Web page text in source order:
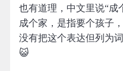
也有道理，中文里说“成
成个家，是指要个孩子
没有把这个表达但列为
😺